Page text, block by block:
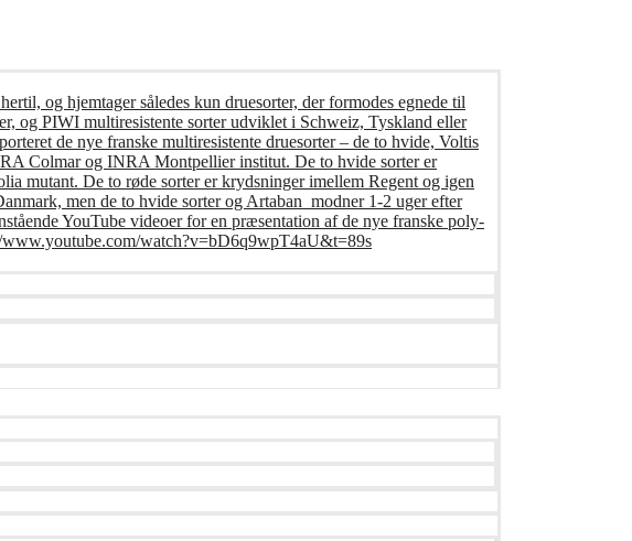
og hjemtager således kun druesorter, der formodes egnede til
og PIWI multiresistente sorter udviklet i Schweiz, Tyskland eller
de nye franske multiresistente druesorter – de to hvide, Voltis
Colmar og INRA Montpellier institut. De to hvide sorter er
mutant. De to røde sorter er krydsninger imellem Regent og igen
men de to hvide sorter og Artaban modner 1-2 uger efter
YouTube videoer for en præsentation af de nye franske poly-
watch?v=bD6q9wpT4aU&t=89s